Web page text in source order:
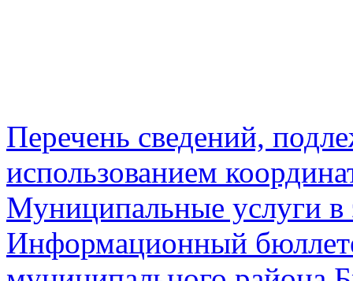
Перечень сведений,
использованием
Муниципальные услуги в
Информационный